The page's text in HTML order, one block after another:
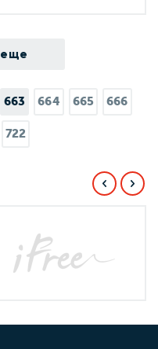
663 664 665 666
722
еще